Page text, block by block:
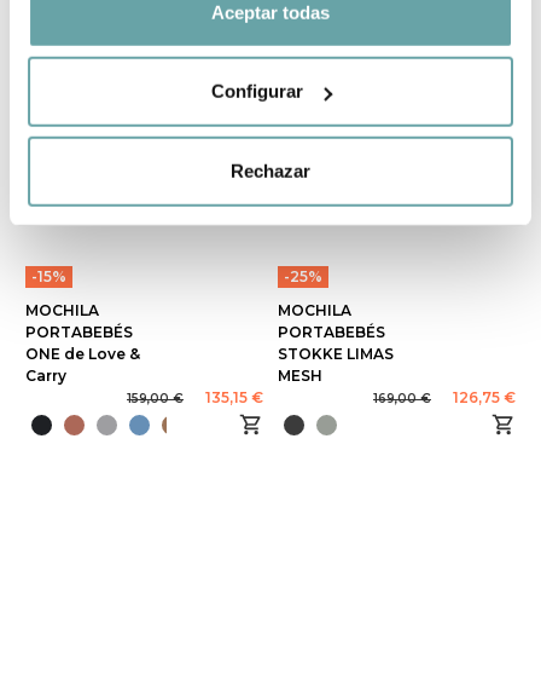
Aceptar todas
Configurar
Rechazar
-15%
MOCHILA
PORTABEBÉS
ONE de Love &
Carry
159,00 € 135,15 €
-25%
MOCHILA
PORTABEBÉS
STOKKE LIMAS
MESH
169,00 € 126,75 €